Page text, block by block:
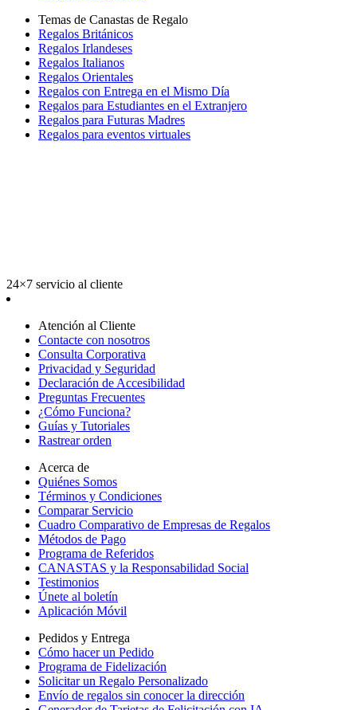
Temas de Canastas de Regalo
Regalos Británicos
Regalos Irlandeses
Regalos Italianos
Regalos Orientales
Regalos con Entrega en el Mismo Día
Regalos para Estudiantes en el Extranjero
Regalos para Futuras Madres
Regalos para eventos virtuales
24×7 servicio al cliente
Atención al Cliente
Contacte con nosotros
Consulta Corporativa
Privacidad y Seguridad
Declaración de Accesibilidad
Preguntas Frecuentes
¿Cómo Funciona?
Guías y Tutoriales
Rastrear orden
Acerca de
Quiénes Somos
Términos y Condiciones
Comparar Servicio
Cuadro Comparativo de Empresas de Regalos
Métodos de Pago
Programa de Referidos
CANASTAS y la Responsabilidad Social
Testimonios
Únete al boletín
Aplicación Móvil
Pedidos y Entrega
Cómo hacer un Pedido
Programa de Fidelización
Solicitar un Regalo Personalizado
Envío de regalos sin conocer la dirección